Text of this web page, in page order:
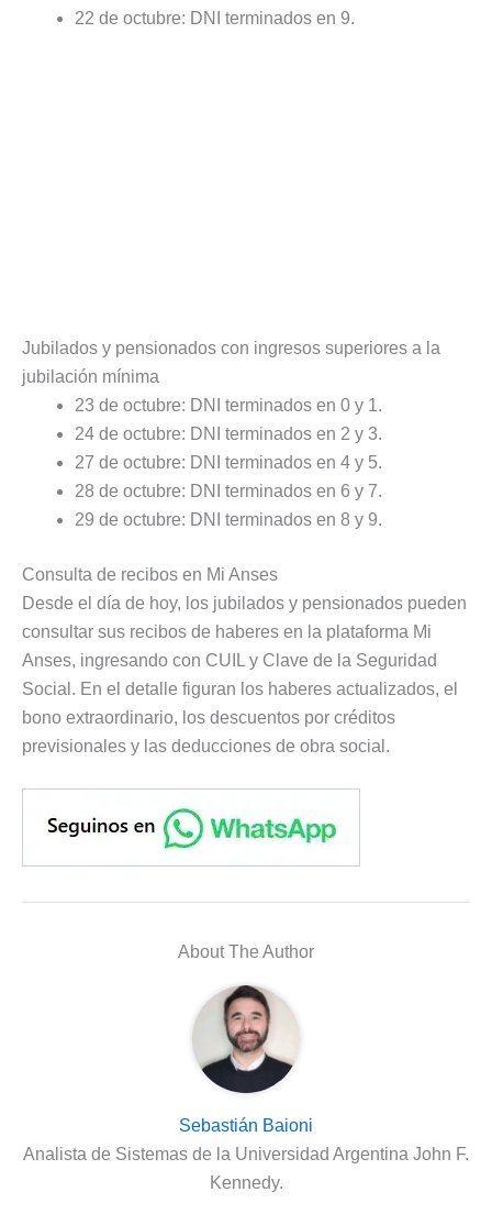
22 de octubre: DNI terminados en 9.
Jubilados y pensionados con ingresos superiores a la
jubilación mínima
23 de octubre: DNI terminados en 0 y 1.
24 de octubre: DNI terminados en 2 y 3.
27 de octubre: DNI terminados en 4 y 5.
28 de octubre: DNI terminados en 6 y 7.
29 de octubre: DNI terminados en 8 y 9.
Consulta de recibos en Mi Anses
Desde el día de hoy, los jubilados y pensionados pueden
consultar sus recibos de haberes en la plataforma Mi
Anses, ingresando con CUIL y Clave de la Seguridad
Social. En el detalle figuran los haberes actualizados, el
bono extraordinario, los descuentos por créditos
previsionales y las deducciones de obra social.
About The Author
Sebastián Baioni
Analista de Sistemas de la Universidad Argentina John F.
Kennedy.